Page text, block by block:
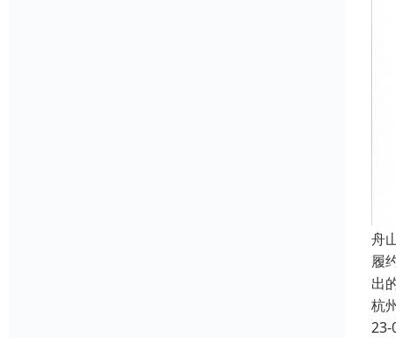
舟
履
出
杭
23-